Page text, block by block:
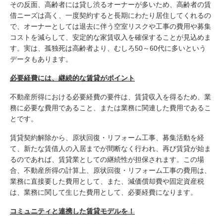
その反面、高齢者には貸し渋るオーナーが多いため、高齢者の賃
借ニーズは高く、一度契約すると長期にわたり居住してくれるの
で、オーナーとしては退去に伴う空室リスクや工事の費用や募集
コストを減らして、安定的な家賃収入を確保することが見込めま
す。実は、孤独死は高齢者より、むしろ50～60代に多いという
データもあります。
必要経費には、継続的な賃貸がポイント
不動産所得における必要経費の要件は、賃貸収入を得るため、業
務に必要な費用であること、または業務に関連した費用であるこ
とです。
賃貸契約解除から、原状回復・リフォーム工事、募集活動を経
て、新たな賃借人の入居までが間断なく行われ、再び賃貸が始ま
るのであれば、賃貸業としての継続性が担保されます。この場
合、不動産所得の計算上、原状回復・リフォーム工事の費用は、
業務に直接要した費用として、また、減価償却費や固定資産税
は、業務に関して生じた費用として、必要経費になります。
コミュニティと連携した賃貸モデルを！